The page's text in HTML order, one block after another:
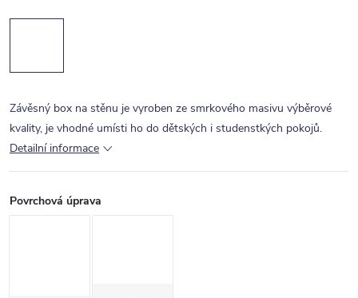
Závěsný box na stěnu je vyroben ze smrkového masivu výběrové
kvality, je vhodné umísti ho do dětských i studenstkých pokojů.
Detailní informace
Povrchová úprava